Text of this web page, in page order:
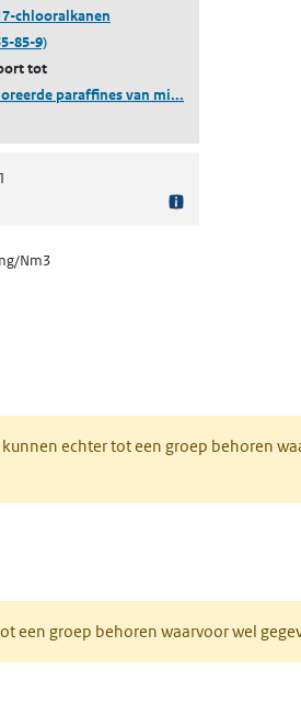
paraffines van middellange keten)
chlooralkanen
85-9)
tot
paraffines van mi...
Nm3
echter tot een groep behoren
een groep behoren waarvoor wel